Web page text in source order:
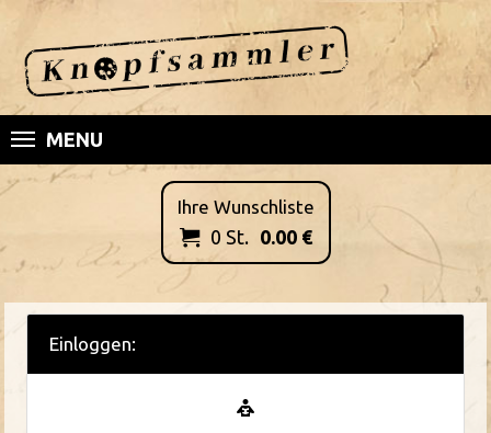
MENU
Ihre Wunschliste
 0 St. 0.00€
Einloggen: